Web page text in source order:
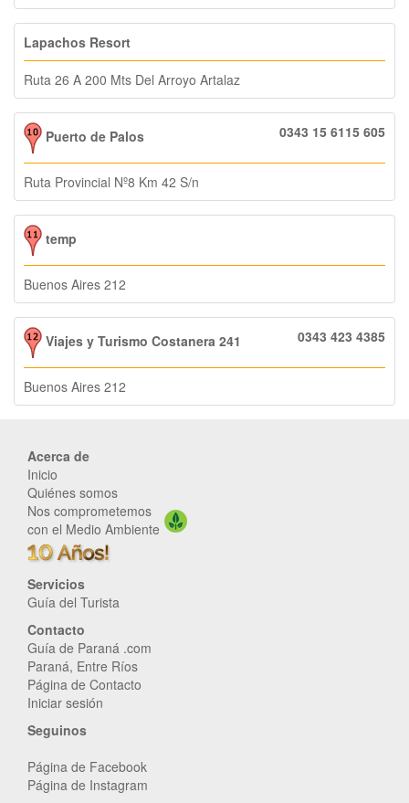
Lapachos Resort
Ruta 26 A 200 Mts Del Arroyo Artalaz
Puerto de Palos 0343 15 6115 605
Ruta Provincial Nº8 Km 42 S/n
temp
Buenos Aires 212
Viajes y Turismo Costanera 241 0343 423 4385
Buenos Aires 212
Acerca de
Inicio
Quiénes somos
Nos comprometemos
con el Medio Ambiente
Servicios
Guía del Turista
Contacto
Guía de Paraná .com
Paraná, Entre Ríos
Página de Contacto
Iniciar sesión
Seguinos
Página de Facebook
Página de Instagram